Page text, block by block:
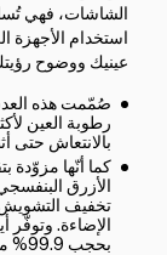
الشاشات، فهي
استخدام الأجهزة
عينيك ووضوح
صُمّمت هذه
بالانتعاش حتى
كما أنّها مزوّدة
الأزرق
تخفيف
الإضاءة. وتوفّر
بحجب 99.9% من أشعة UVA و100% من أشعة UVB.